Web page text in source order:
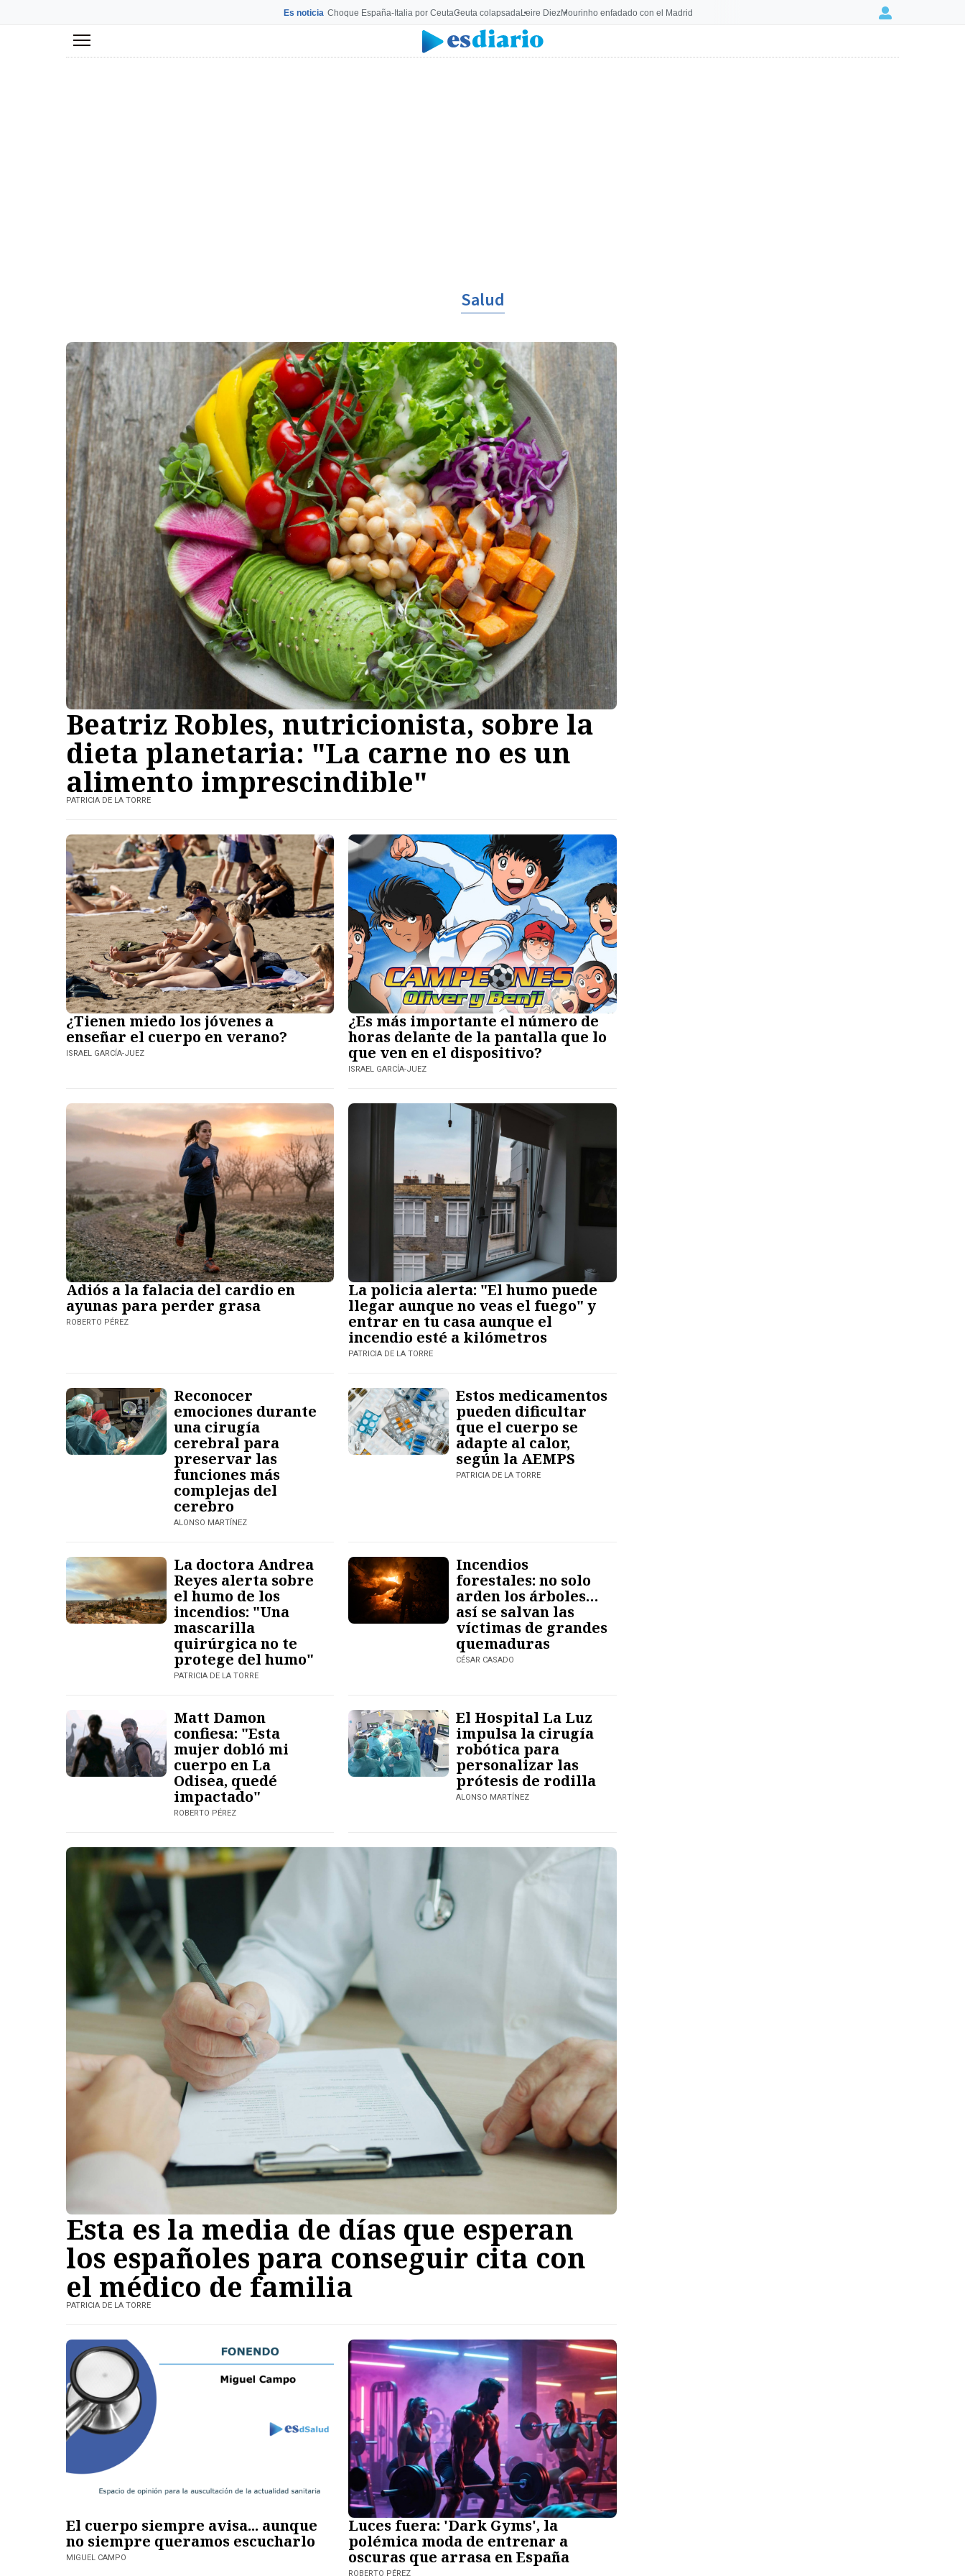
Es noticia Choque España-Italia por CeutaCeuta colapsadaLeire DiezMourinho enfadado con el Madrid Login
Menú
Salud
Beatriz Robles, nutricionista, sobre la
dieta planetaria: "La carne no es un
alimento imprescindible"
PATRICIA DE LA TORRE
¿Tienen miedo los jóvenes a
enseñar el cuerpo en verano?
ISRAEL GARCÍA-JUEZ
¿Es más importante el número de
horas delante de la pantalla que lo
que ven en el dispositivo?
ISRAEL GARCÍA-JUEZ
Adiós a la falacia del cardio en
ayunas para perder grasa
ROBERTO PÉREZ
La policia alerta: "El humo puede
llegar aunque no veas el fuego" y
entrar en tu casa aunque el
incendio esté a kilómetros
PATRICIA DE LA TORRE
Reconocer
emociones durante
una cirugía
cerebral para
preservar las
funciones más
complejas del
cerebro
ALONSO MARTÍNEZ
Estos medicamentos
pueden dificultar
que el cuerpo se
adapte al calor,
según la AEMPS
PATRICIA DE LA TORRE
La doctora Andrea
Reyes alerta sobre
el humo de los
incendios: "Una
mascarilla
quirúrgica no te
protege del humo"
PATRICIA DE LA TORRE
Incendios
forestales: no solo
arden los árboles…
así se salvan las
víctimas de grandes
quemaduras
CÉSAR CASADO
Matt Damon
confiesa: "Esta
mujer dobló mi
cuerpo en La
Odisea, quedé
impactado"
ROBERTO PÉREZ
El Hospital La Luz
impulsa la cirugía
robótica para
personalizar las
prótesis de rodilla
ALONSO MARTÍNEZ
Esta es la media de días que esperan
los españoles para conseguir cita con
el médico de familia
PATRICIA DE LA TORRE
El cuerpo siempre avisa... aunque
no siempre queramos escucharlo
MIGUEL CAMPO
Luces fuera: 'Dark Gyms', la
polémica moda de entrenar a
oscuras que arrasa en España
ROBERTO PÉREZ